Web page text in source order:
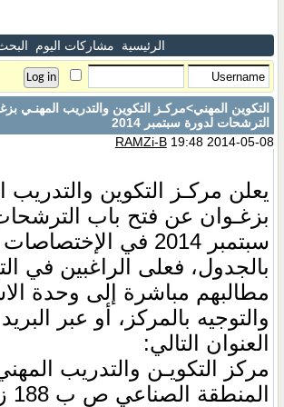
الرئيسية مشاركات اليوم
التكوين المهني>مركـز التكوين والتدريب المهنـي
الترشحات لدورة سبتمبر 2014
RAMZi-B19:48 2014-05-08
يعلن مركـز التكوين والتدريب
بزغـوان عن فتح باب
سبتمبر 2014 في
بالجدول، فعلى الراغبين في
مطالبهم مباشرة إلى وحدة
والتوجيه بالمركز، أو عبر
العنوان التالي:
مركز التكويـن والتدريب